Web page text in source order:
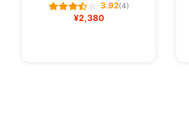
3.92(4)
¥2,380